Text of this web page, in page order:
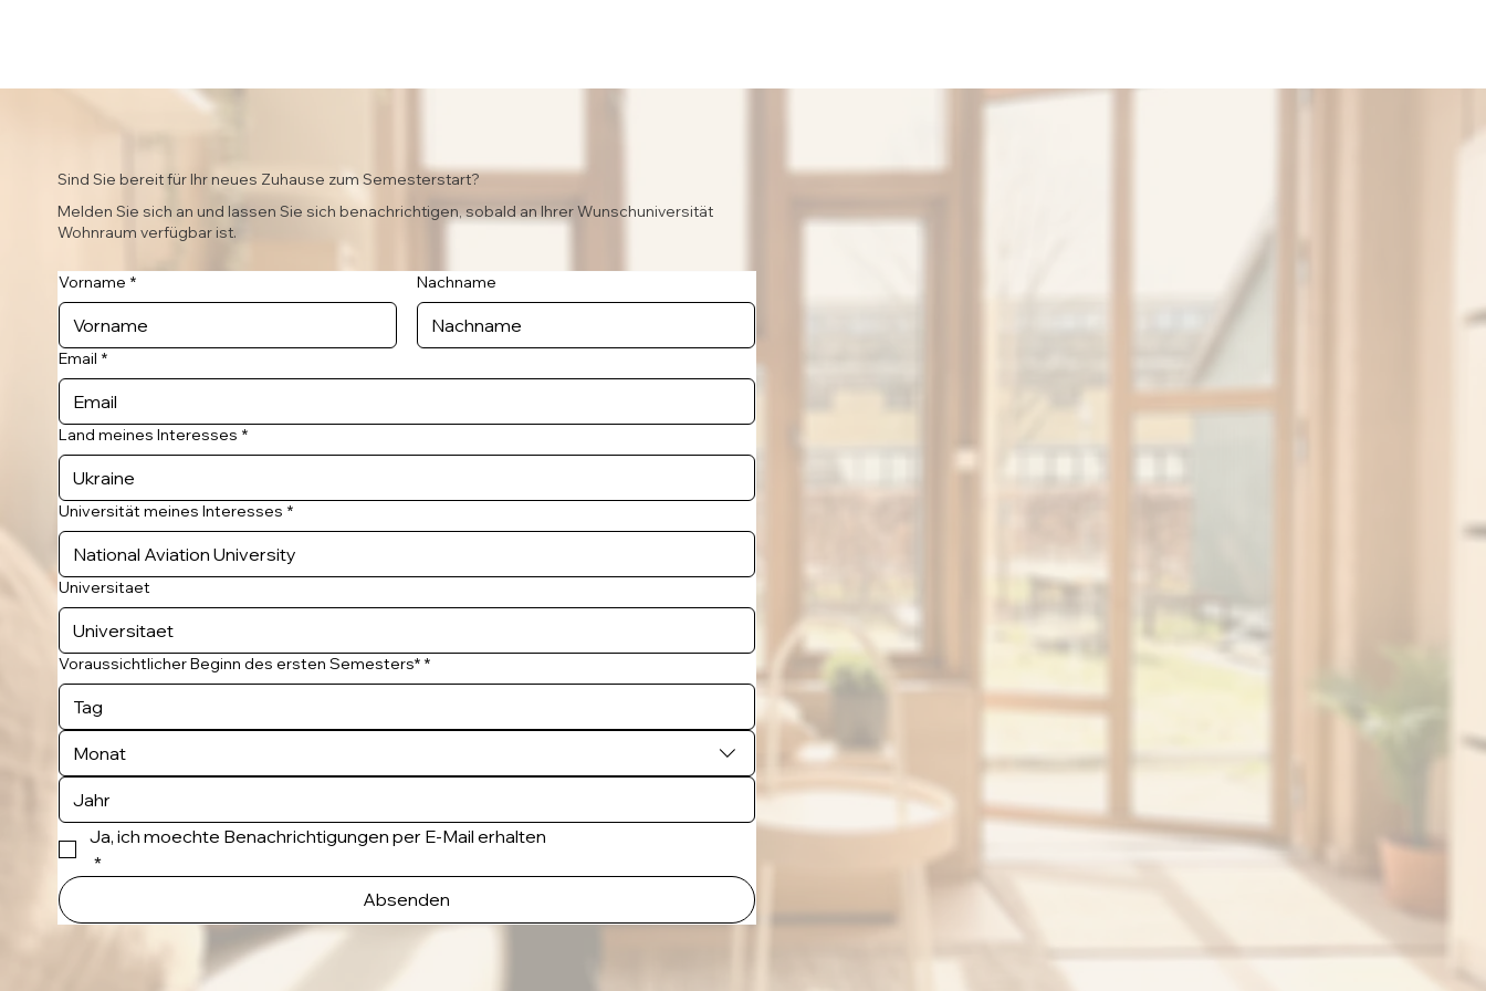
Sind Sie bereit für Ihr neues Zuhause zum Semesterstart?
Melden Sie sich an und lassen Sie sich benachrichtigen, sobald an Ihrer Wunschuniversität
Wohnraum verfügbar ist.
Vorname * Nachname
Email *
Land meines Interesses *
Universität meines Interesses *
Universitaet
Voraussichtlicher Beginn des ersten Semesters* *
Monat
Ja, ich moechte Benachrichtigungen per E-Mail erhalten
*
Absenden